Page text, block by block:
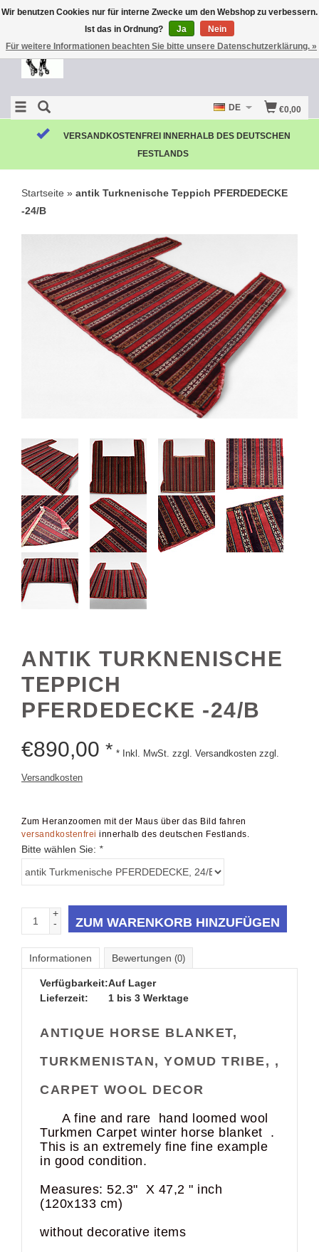
€0,00
DE
VERSANDKOSTENFREI INNERHALB DES DEUTSCHEN
FESTLANDS
Startseite » antik Turknenische Teppich PFERDEDECKE
-24/B
ANTIK TURKNENISCHE
TEPPICH
PFERDEDECKE -24/B
€890,00 * * Inkl. MwSt. zzgl. Versandkosten zzgl.
Versandkosten
Zum Heranzoomen mit der Maus über das Bild fahren
versandkostenfrei innerhalb des deutschen Festlands.
Bitte wählen Sie: *
+
-
ZUM WARENKORB HINZUFÜGEN
Informationen Bewertungen (0)
Verfügbarkeit:Auf Lager
Lieferzeit:
1 bis 3 Werktage
ANTIQUE HORSE BLANKET,
TURKMENISTAN, YOMUD TRIBE, ,
CARPET WOOL DECOR
A fine and rare hand loomed wool
Turkmen Carpet winter horse blanket .
This is an extremely fine fine example
in good condition.
Measures: 52.3" X 47,2 " inch
(120x133 cm)
without decorative items
Wir benutzen Cookies nur für interne Zwecke um den Webshop zu verbessern.
Ist das in Ordnung?
Ja
Nein
Für weitere Informationen beachten Sie bitte unsere Datenschutzerklärung. »